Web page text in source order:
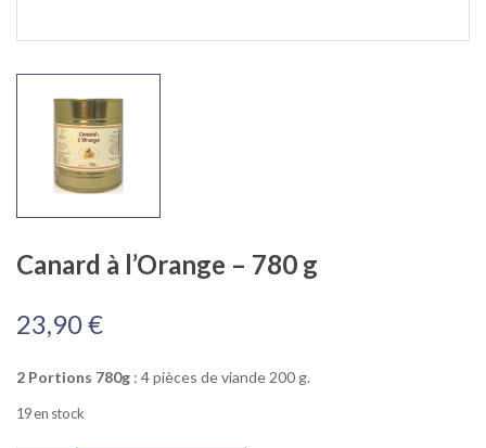
Canard à l’Orange – 780 g
23,90€
2 Portions 780g : 4 pièces de viande 200 g.
19 en stock